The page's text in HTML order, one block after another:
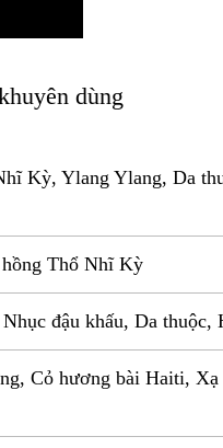
dùng
Kỳ, Ylang Ylang, Da
Thổ Nhĩ Kỳ
đậu khấu, Da thuộc,
Cỏ hương bài Haiti,